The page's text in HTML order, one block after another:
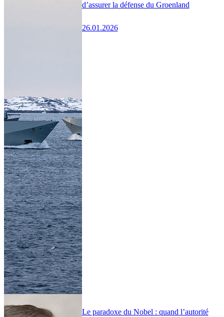
d’assurer la défense du Groenland
26.01.2026
Le paradoxe du Nobel : quand l’autorité